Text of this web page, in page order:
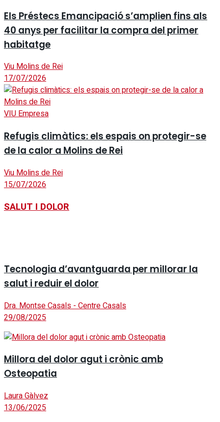
Els Préstecs Emancipació s’amplien fins als
40 anys per facilitar la compra del primer
habitatge
Viu Molins de Rei
17/07/2026
VIU Empresa
Refugis climàtics: els espais on protegir-se
de la calor a Molins de Rei
Viu Molins de Rei
15/07/2026
SALUT I DOLOR
Tecnologia d’avantguarda per millorar la
salut i reduir el dolor
Dra. Montse Casals - Centre Casals
29/08/2025
Millora del dolor agut i crònic amb
Osteopatia
Laura Gàlvez
13/06/2025